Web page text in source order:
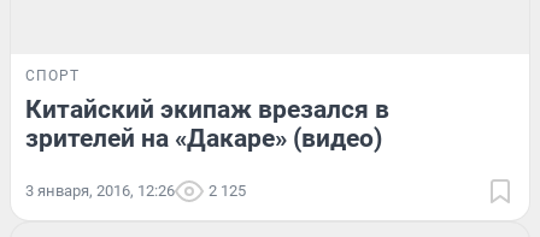
СПОРТ
Китайский экипаж врезался в
зрителей на «Дакаре» (видео)
3 января, 2016, 12:26 2 125